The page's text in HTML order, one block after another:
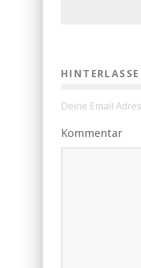
Deine Email
Kommentar